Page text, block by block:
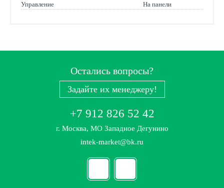
Управление
На панели
Остались вопросы?
Задайте их менеджеру!
+7 912 826 52 42
г. Москва, МО Западное Дегунино
intek-market@bk.ru